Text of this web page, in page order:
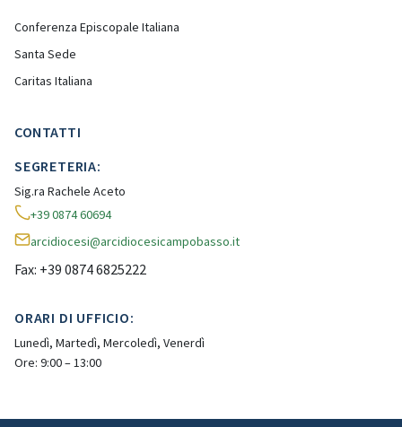
Conferenza Episcopale Italiana
Santa Sede
Caritas Italiana
CONTATTI
SEGRETERIA:
Sig.ra Rachele Aceto
+39 0874 60694
arcidiocesi@arcidiocesicampobasso.it
Fax: +39 0874 6825222
ORARI DI UFFICIO:
Lunedì, Martedì, Mercoledì, Venerdì
Ore: 9:00 – 13:00